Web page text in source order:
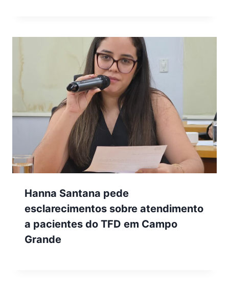
Hanna Santana pede
esclarecimentos sobre atendimento
a pacientes do TFD em Campo
Grande